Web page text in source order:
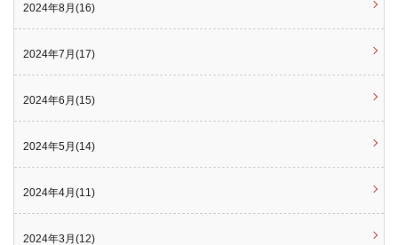
2024年8月(16)
2024年7月(17)
2024年6月(15)
2024年5月(14)
2024年4月(11)
2024年3月(12)